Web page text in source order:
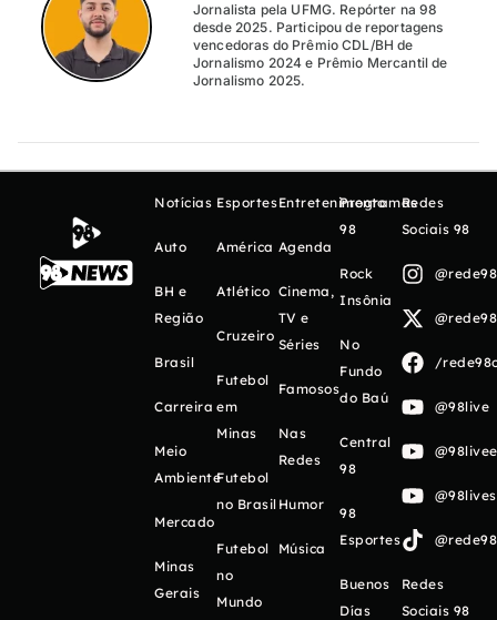
Jornalista pela UFMG. Repórter na 98
desde 2025. Participou de reportagens
vencedoras do Prêmio CDL/BH de
Jornalismo 2024 e Prêmio Mercantil de
Jornalismo 2025.
Notícias
Auto
BH e
Região
Brasil
Carreira
Meio
Ambiente
Mercado
Minas
Gerais
Esportes
América
Atlético
Cruzeiro
Futebol
em
Minas
Futebol
no Brasil
Futebol
no
Mundo
Entretenimento
Agenda
Cinema,
TV e
Séries
Famosos
Nas
Redes
Humor
Música
Programas
98
Rock
Insônia
No
Fundo
do Baú
Central
98
98
Esportes
Buenos
Días
Redes
Sociais 98
/
@98live
Redes
Sociais 98